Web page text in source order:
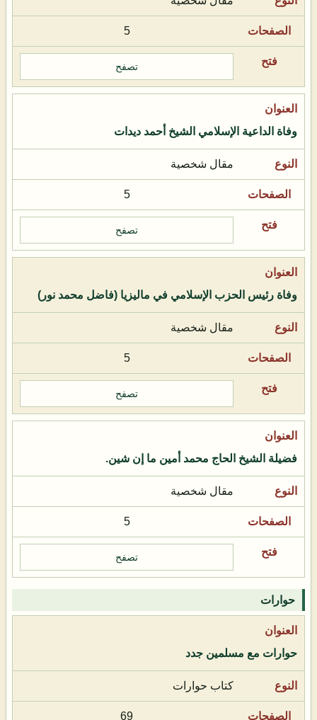
5
تصفح
وفاة الداعية الإسلامي الشيخ أحمد ديدات
مقال شخصية
5
تصفح
وفاة رئيس الحزب الإسلامي في ماليزيا (فاضل محمد نور)
مقال شخصية
5
تصفح
فضيلة الشيخ الحاج محمد أمين ما إن شين.
مقال شخصية
5
تصفح
حوارات
حوارات مع مسلمين جدد
كتاب حوارات
69